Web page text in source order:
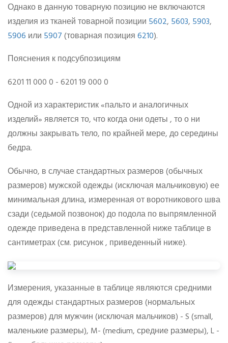
Однако в данную товарную позицию не включаются
изделия из тканей товарной позиции 5602, 5603, 5903,
5906 или 5907(товарная позиция6210).
Пояснения к подсубпозициям
6201 11 000 0 - 6201 19 000 0
Одной из характеристик «пальто и аналогичных
изделий» является то, что когда они одеты , то о ни
должны закрывать тело, по крайней мере, до середины
бедра.
Обычно, в случае стандартных размеров (обычных
размеров) мужской одежды (исключая мальчиковую) ее
минимальная длина, измеренная от воротникового шва
сзади (седьмой позвонок) до подола по выпрямленной
одежде приведена в представленной ниже таблице в
сантиметрах (см. рисунок , приведенный ниже).
Измерения, указанные в таблице являются средними
для одежды стандартных размеров (нормальных
размеров) для мужчин (исключая мальчиков) - S (small,
маленькие размеры), M- (medium, средние размеры), L -